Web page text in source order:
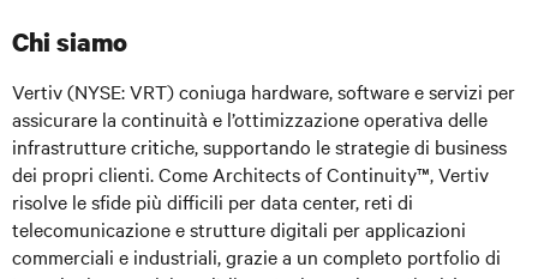
Chi siamo
Vertiv (NYSE: VRT)coniuga hardware, software e servizi per
assicurare la continuità e l’ottimizzazione operativa delle
infrastrutture critiche, supportando le strategie di business
dei propri clienti. Come Architects of Continuity™, Vertiv
risolve le sfide più difficili per data center, reti di
telecomunicazione e strutture digitali per applicazioni
commerciali e industriali, grazie a un completo portfolio di